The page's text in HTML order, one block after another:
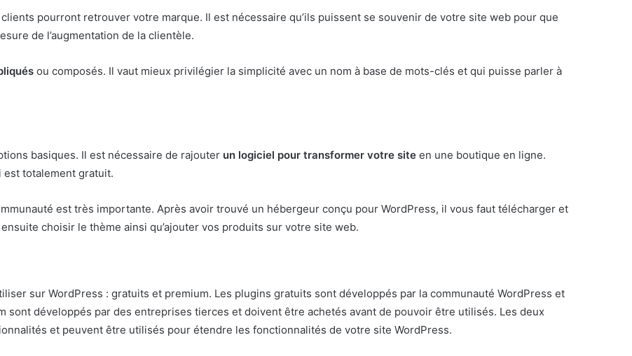
pourront retrouver votre marque. Il est nécessaire qu’ils puissent se souvenir de votre site web pour que
de l’augmentation de la clientèle.
ou composés. Il vaut mieux privilégier la simplicité avec un nom à base de mots-clés et qui puisse parler à
basiques. Il est nécessaire de rajouter un logiciel pour transformer votre site en une boutique en ligne.
est totalement gratuit.
est très importante. Après avoir trouvé un hébergeur conçu pour WordPress, il vous faut télécharger et
choisir le thème ainsi qu’ajouter vos produits sur votre site web.
sur WordPress : gratuits et premium. Les plugins gratuits sont développés par la communauté WordPress et
sont développés par des entreprises tierces et doivent être achetés avant de pouvoir être utilisés. Les deux
et peuvent être utilisés pour étendre les fonctionnalités de votre site WordPress.